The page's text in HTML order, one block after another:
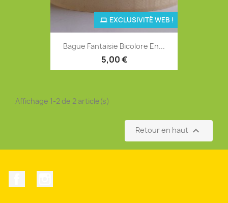
Bague Fantaisie Bicolore En...
5,00 €
EXCLUSIVITÉ WEB !
Affichage 1-2 de 2 article(s)
Retour en haut 